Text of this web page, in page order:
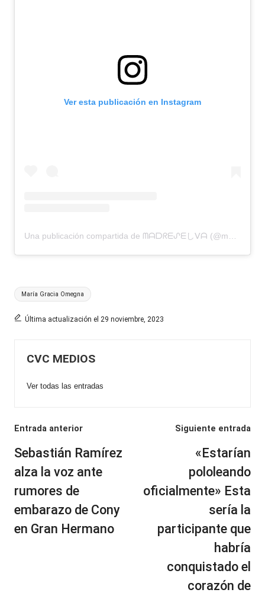
Ver esta publicación en Instagram
Etiquetas:
María Gracia Omegna
Última actualización el 29 noviembre, 2023
CVC MEDIOS
Ver todas las entradas
Navegación
de
entradas
Entrada anterior
Sebastián Ramírez
alza la voz ante
rumores de
embarazo de Cony
en Gran Hermano
Siguiente entrada
«Estarían
pololeando
oficialmente» Esta
sería la
participante que
habría
conquistado el
corazón de